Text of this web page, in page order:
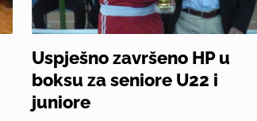
Uspješno završeno HP u
boksu za seniore U22 i
juniore